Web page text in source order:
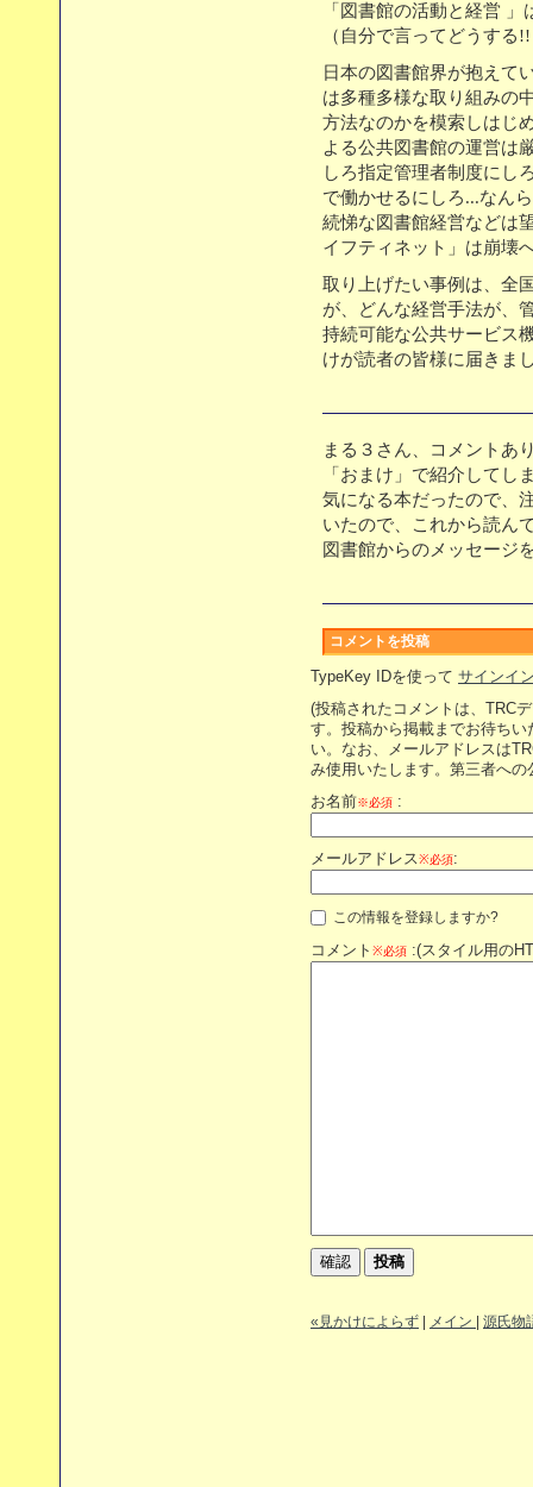
「図書館の活動と経営
（自分で言ってどうする
日本の図書館界が抱えて
は多種多様な取り組みの
方法なのかを模索しはじ
よる公共図書館の運営は
しろ指定管理者制度にし
で働かせるにしろ...なん
続悌な図書館経営などは
イフティネット」は崩壊
取り上げたい事例は、全
が、どんな経営手法が、
持続可能な公共サービス
けが読者の皆様に届きま
まる３さん、コメントあ
「おまけ」で紹介してし
気になる本だったので、
いたので、これから読ん
図書館からのメッセージ
コメントを投稿
TypeKey IDを使って サインイ
(投稿されたコメントは、TRC
す。投稿から掲載までお待ち
い。なお、メールアドレスは
み使用いたします。第三者へ
お名前※必須 :
メールアドレス※必須:
この情報を登録しますか?
コメント ※必須 :(スタイル用の
«見かけによらず メイン 源氏物